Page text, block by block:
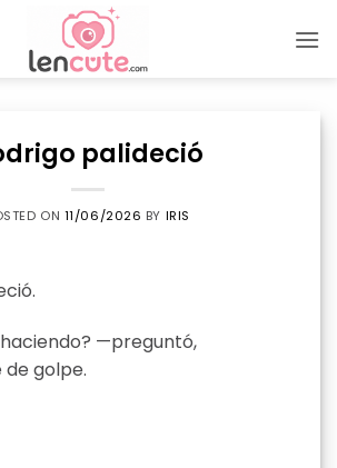
palideció
ON 11/06/2026 BY IRIS
—preguntó,
golpe.